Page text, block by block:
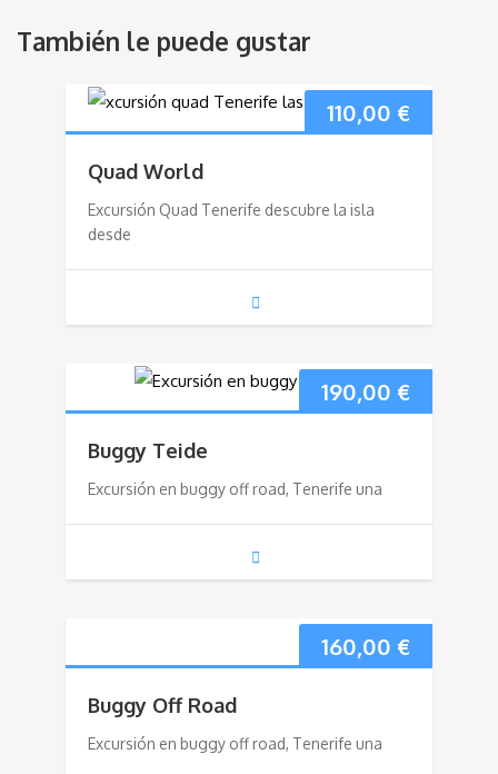
También le puede gustar
110,00 €
Quad World
Excursión Quad Tenerife descubre la isla
desde
190,00 €
Buggy Teide
Excursión en buggy off road, Tenerife una
160,00 €
Buggy Off Road
Excursión en buggy off road, Tenerife una